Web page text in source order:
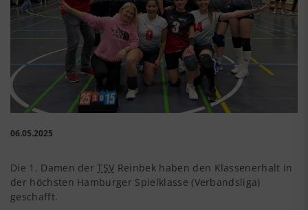
06.05.2025
Die 1. Damen derTSV Reinbek haben den Klassenerhalt in
der höchsten Hamburger Spielklasse (Verbandsliga)
geschafft.